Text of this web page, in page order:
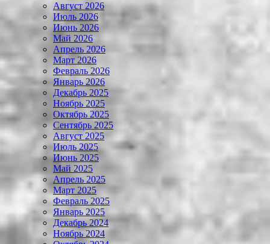
Август 2026
Июль 2026
Июнь 2026
Май 2026
Апрель 2026
Март 2026
Февраль 2026
Январь 2026
Декабрь 2025
Ноябрь 2025
Октябрь 2025
Сентябрь 2025
Август 2025
Июль 2025
Июнь 2025
Май 2025
Апрель 2025
Март 2025
Февраль 2025
Январь 2025
Декабрь 2024
Ноябрь 2024